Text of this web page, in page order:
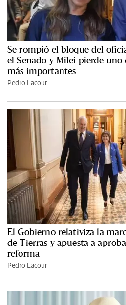
Se rompió el bloque del
el Senado y Milei pierde uno
más importantes
Pedro Lacour
El Gobierno relativiza la
de Tierras y apuesta a
reforma
Pedro Lacour